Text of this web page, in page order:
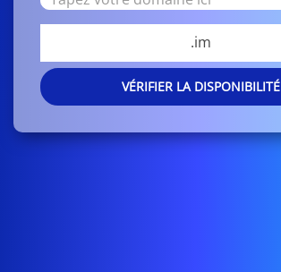
.im
VÉRIFIER LA DISPONIBILITÉ